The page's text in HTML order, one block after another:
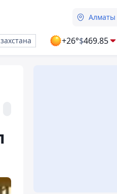
Алматы
+26°$469.85